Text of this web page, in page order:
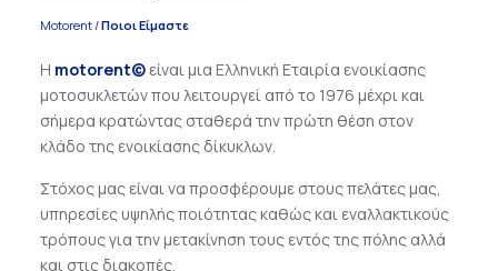
Motorent/Ποιοι Είμαστε
Η motorent©είναι μια Ελληνική Εταιρία ενοικίασης
μοτοσυκλετών που λειτουργεί από το 1976 μέχρι και
σήμερα κρατώντας σταθερά την πρώτη θέση στον
κλάδο της ενοικίασης δίκυκλων.
Στόχος μας είναι να προσφέρουμε στους πελάτες μας,
υπηρεσίες υψηλής ποιότητας καθώς και εναλλακτικούς
τρόπους για την μετακίνηση τους εντός της πόλης αλλά
και στις διακοπές.